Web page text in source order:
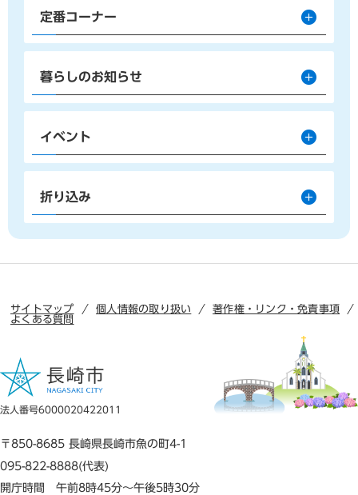
定番コーナー
暮らしのお知らせ
イベント
折り込み
サイトマップ 個人情報の取り扱い
著作権・リンク・免責事項
よくある質問
法人番号6000020422011
〒850-8685 長崎県長崎市魚の町4-1
095-822-8888(代表)
開庁時間 午前8時45分～午後5時30分